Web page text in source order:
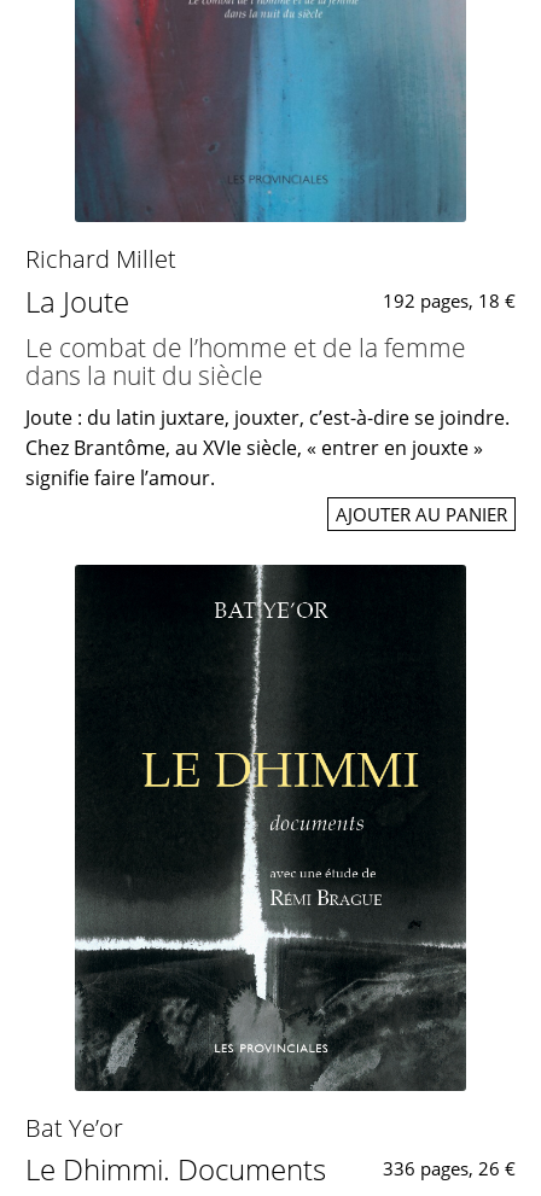
Richard Millet
La Joute 192 pages, 18 €
Le combat de l’homme et de la femme
dans la nuit du siècle
Joute : du latin juxtare, jouxter, c’est-à-dire se joindre.
Chez Brantôme, au XVIe siècle, « entrer en jouxte »
signifie faire l’amour.
AJOUTER AU PANIER
Bat Ye’or
Le Dhimmi. Documents 336 pages, 26 €